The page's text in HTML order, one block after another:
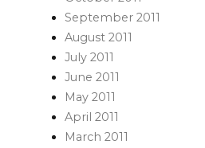
September 2011
August 2011
July 2011
June 2011
May 2011
April 2011
March 2011